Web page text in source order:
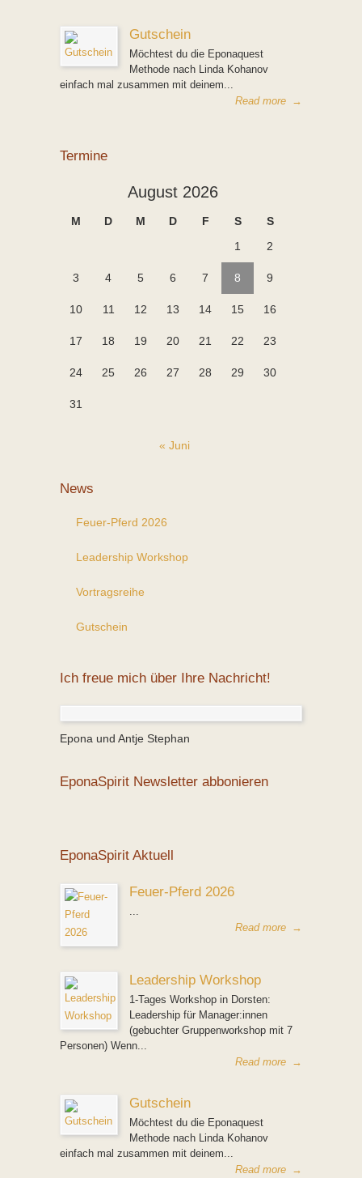
Gutschein
Möchtest du die Eponaquest
Methode nach Linda Kohanov
einfach mal zusammen mit deinem...
Read more →
Termine
August 2026
M D M D F S
S
1
2
3 4 5 6 7 8 9
10 11 12 13 14 15 16
17 18 19 20 21 22 23
24 25 26 27 28 29 30
31
« Juni
News
Feuer-Pferd 2026
Leadership Workshop
Vortragsreihe
Gutschein
Ich freue mich über Ihre Nachricht!
Epona und Antje Stephan
EponaSpirit Newsletter abbonieren
EponaSpirit Aktuell
Feuer-Pferd 2026
...
Read more →
Leadership Workshop
1-Tages Workshop in Dorsten:
Leadership für Manager:innen
(gebuchter Gruppenworkshop mit 7
Personen) Wenn...
Read more →
Gutschein
Möchtest du die Eponaquest
Methode nach Linda Kohanov
einfach mal zusammen mit deinem...
Read more →